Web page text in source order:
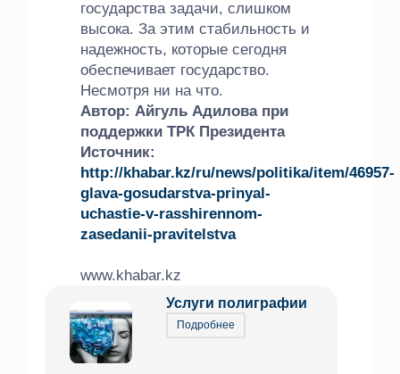
государства задачи, слишком
высока. За этим стабильность и
надежность, которые сегодня
обеспечивает государство.
Несмотря ни на что.
Автор: Айгуль Адилова при
поддержки ТРК Президента
Источник:
http://khabar.kz/ru/news/politika/item/46957-
glava-gosudarstva-prinyal-
uchastie-v-rasshirennom-
zasedanii-pravitelstva
www.khabar.kz
Услуги полиграфии
Подробнее